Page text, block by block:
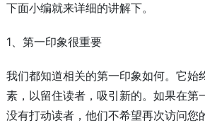
下面小编就来详细的讲解下。
1、第一印象很重要
我们都知道相关的第一印象如何。它始
素，以留住读者，吸引新的。如果在第
没有打动读者，他们不希望再次访问您